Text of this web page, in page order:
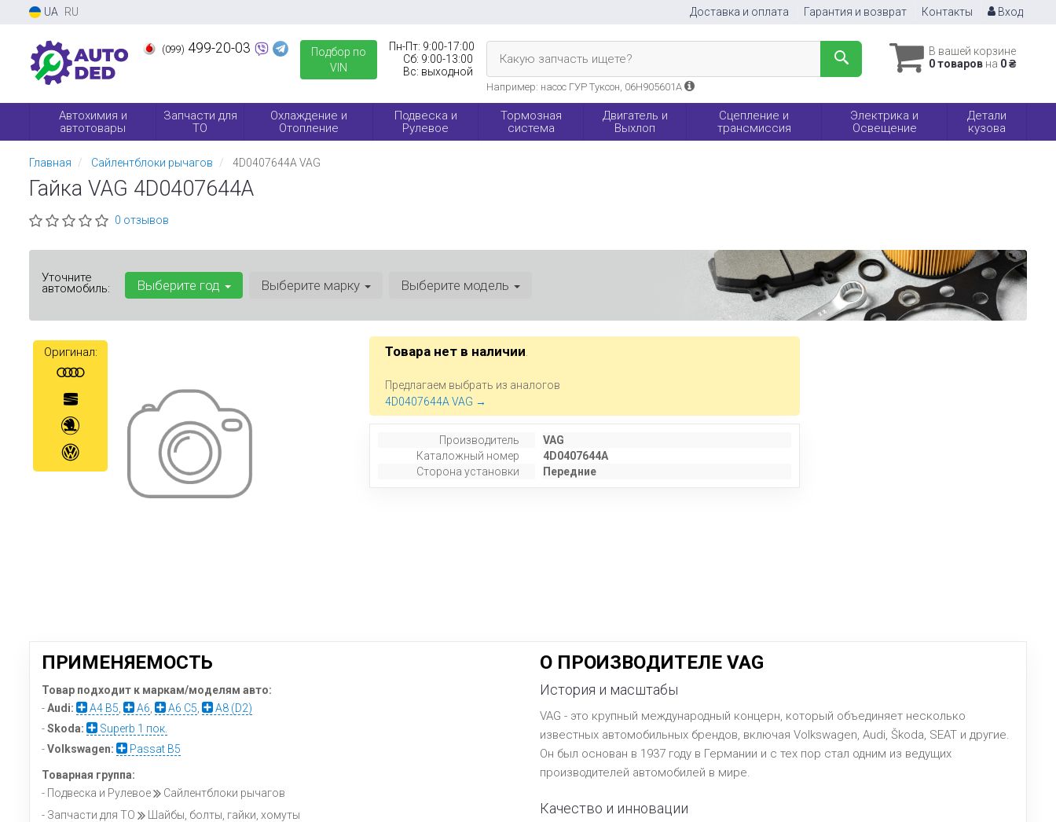
UA RU Доставка и оплата Гарантия и возврат Контакты Вход
(099) 499-20-03
Подбор по
VIN
Пн-Пт: 9:00-17:00
Сб: 9:00-13:00
Вс: выходной
В вашей корзине
0 товаров на 0 ₴
Какую запчасть ищете?
Например: насос ГУР Туксон, 06H905601A
Автохимия и
автотовары
Запчасти для
ТО
Охлаждение и
Отопление
Подвеска и
Рулевое
Тормозная
система
Двигатель и
Выхлоп
Сцепление и
трансмиссия
Электрика и
Освещение
Детали
кузова
Главная Сайлентблоки рычагов 4D0407644A VAG
Гайка VAG 4D0407644A
0 отзывов
Уточните
автомобиль: Выберите год Выберите марку Выберите модель
Оригинал: Товара нет в наличии
Предлагаем выбрать из аналогов
4D0407644A VAG →
Производитель
VAG
Каталожный номер
4D0407644A
Сторона установки
Передние
ПРИМЕНЯЕМОСТЬ
Товар подходит к маркам/моделям авто:
-Audi: A4 B5 A6 A6 C5
A8 (D2)
-Skoda:
Superb 1 пок.
-Volkswagen: Passat B5
Товарная группа:
- Подвеска и Рулевое
Сайлентблоки рычагов
- Запчасти для ТО
Шайбы, болты, гайки, хомуты
О ПРОИЗВОДИТЕЛЕ VAG
История и масштабы
VAG - это крупный международный концерн, который объединяет несколько
известных автомобильных брендов, включая Volkswagen, Audi, Škoda, SEAT и другие.
Он был основан в 1937 году в Германии и с тех пор стал одним из ведущих
производителей автомобилей в мире.
Качество и инновации